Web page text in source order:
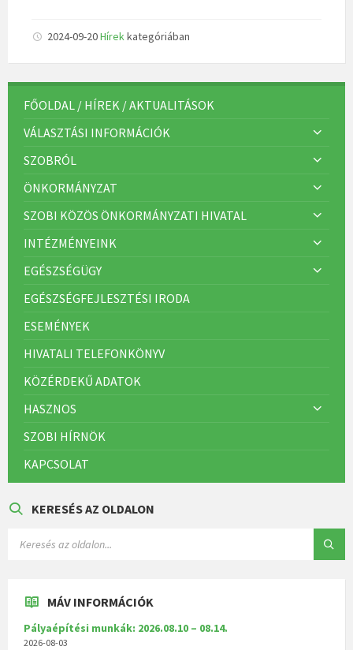
2024-09-20Hírekkategóriában
FŐOLDAL / HÍREK / AKTUALITÁSOK
VÁLASZTÁSI INFORMÁCIÓK
SZOBRÓL
ÖNKORMÁNYZAT
SZOBI KÖZÖS ÖNKORMÁNYZATI HIVATAL
INTÉZMÉNYEINK
EGÉSZSÉGÜGY
EGÉSZSÉGFEJLESZTÉSI IRODA
ESEMÉNYEK
HIVATALI TELEFONKÖNYV
KÖZÉRDEKŰ ADATOK
HASZNOS
SZOBI HÍRNÖK
KAPCSOLAT
KERESÉS AZ OLDALON
MÁV INFORMÁCIÓK
Pályaépítési munkák: 2026.08.10 – 08.14.
2026-08-03